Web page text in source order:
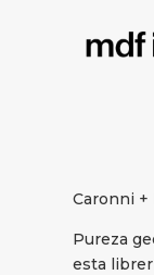
Caronni +
Pureza
esta